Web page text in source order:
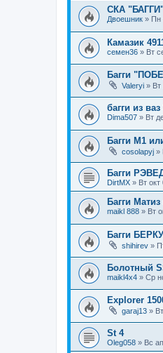
СКА
Двоешник » Пн
Камазик
семен36 » Вт
Багги
Valeryi »
багги из ваз
Dima507 » Вт
Багги М1
cosolapyj »
Багги
DirtMX » Вт
Багги
maikl 888 » Вт
Багги
shihirev »
Болотный
maikl4x4 » Ср
Еxplorer
garaj13 »
St 4
Oleg058 » Вс